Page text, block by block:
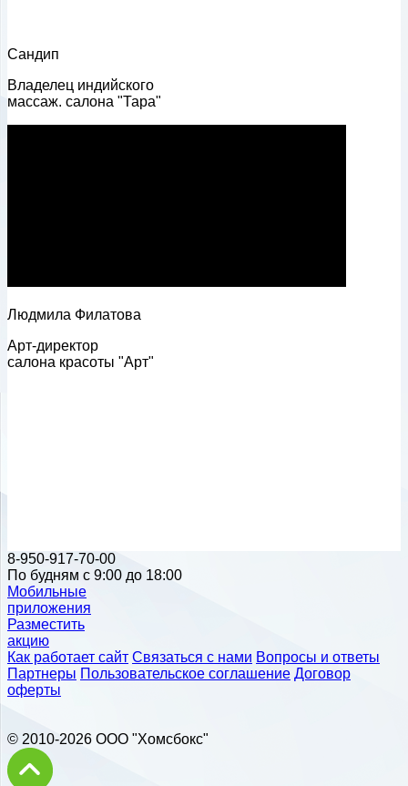
Сандип
Владелец индийского
массаж. салона "Тара"
Людмила Филатова
Арт-директор
салона красоты "Арт"
8-950-917-70-00
По будням с 9:00 до 18:00
Мобильные
приложения
Разместить
акцию
Как работает сайт Связаться с нами Вопросы и ответы
Партнеры Пользовательское соглашение Договор
оферты
© 2010-2026 ООО "Хомсбокс"